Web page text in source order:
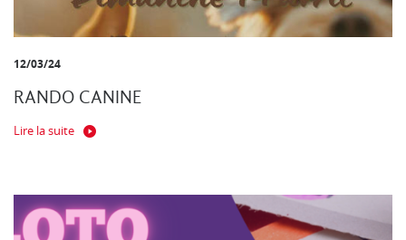
12/03/24
RANDO CANINE
Lire la suite